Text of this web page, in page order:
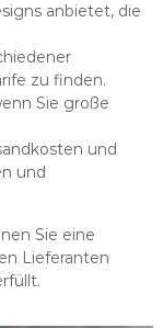
anbietet, die
zu finden.
Sie große
und
und
Sie eine
Lieferanten